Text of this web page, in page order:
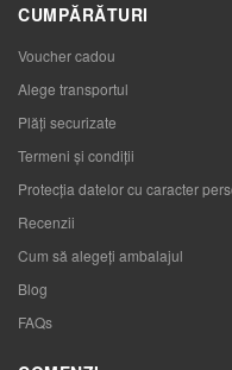
CUMPĂRĂTURI
Voucher cadou
Alege transportul
Plăți securizate
Termeni și condiții
Protecția datelor cu caracter
Recenzii
Cum să alegeţi ambalajul
Blog
FAQs